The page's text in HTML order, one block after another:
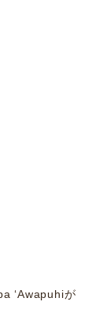
ʻAwapuhiが